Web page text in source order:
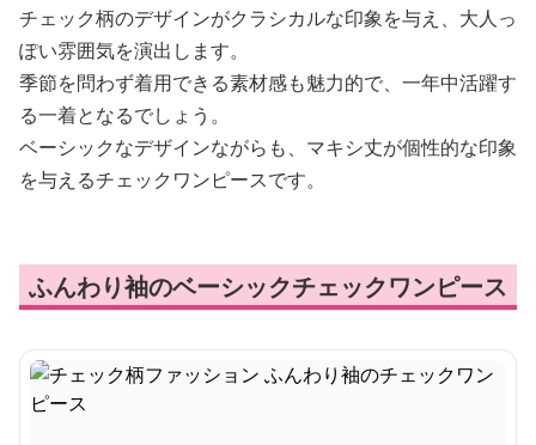
チェック柄のデザインがクラシカルな印象を与え、大人っ
ぽい雰囲気を演出します。
季節を問わず着用できる素材感も魅力的で、一年中活躍す
る一着となるでしょう。
ベーシックなデザインながらも、マキシ丈が個性的な印象
を与えるチェックワンピースです。
ふんわり袖のベーシックチェックワンピース